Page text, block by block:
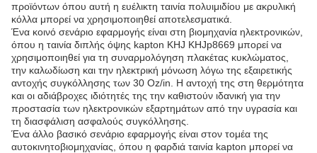
προϊόντων όπου αυτή η ευέλικτη ταινία πολυιμιδίου με ακρυλική
κόλλα μπορεί να χρησιμοποιηθεί αποτελεσματικά.
Ένα κοινό σενάριο εφαρμογής είναι στη βιομηχανία ηλεκτρονικών,
όπου η ταινία διπλής όψης kapton KHJ KHJp8669 μπορεί να
χρησιμοποιηθεί για τη συναρμολόγηση πλακέτας κυκλώματος,
την καλωδίωση και την ηλεκτρική μόνωση λόγω της εξαιρετικής
αντοχής συγκόλλησης των 30 Oz/in. Η αντοχή της στη θερμότητα
και οι αδιάβροχες ιδιότητές της την καθιστούν ιδανική για την
προστασία των ηλεκτρονικών εξαρτημάτων από την υγρασία και
τη διασφάλιση ασφαλούς συγκόλλησης.
Ένα άλλο βασικό σενάριο εφαρμογής είναι στον τομέα της
αυτοκινητοβιομηχανίας, όπου η φαρδιά ταινία kapton μπορεί να